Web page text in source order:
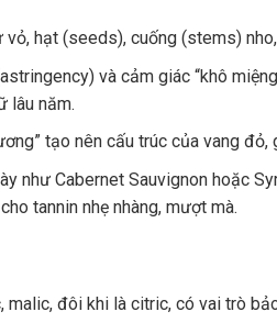
hạt (seeds), cuống (stems)
và cảm giác “khô
lâu năm.
tạo nên cấu trúc của vang
như Cabernet Sauvignon hoặc
tannin nhẹ nhàng, mượt mà.
đôi khi là citric, có vai trò